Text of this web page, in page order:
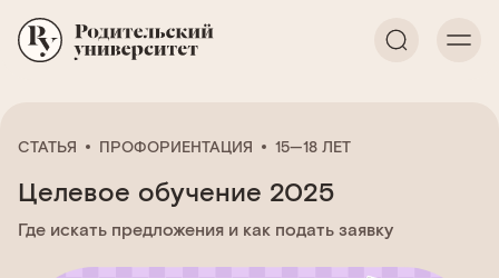
СТАТЬЯ ПРОФОРИЕНТАЦИЯ 15—18 ЛЕТ
Целевое обучение 2025
Где искать предложения и как подать заявку